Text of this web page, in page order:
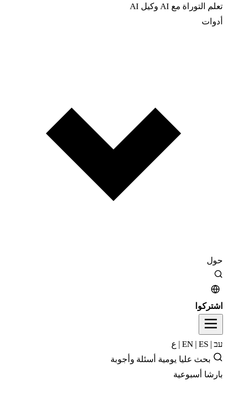
تعلم التوراة مع AI
وكيل AI
أدوات
حول
اشتركوا
עב |
| ES
| ع
بحث عليا يومية أسئلة وأجوبة
بارشا أسبوعية